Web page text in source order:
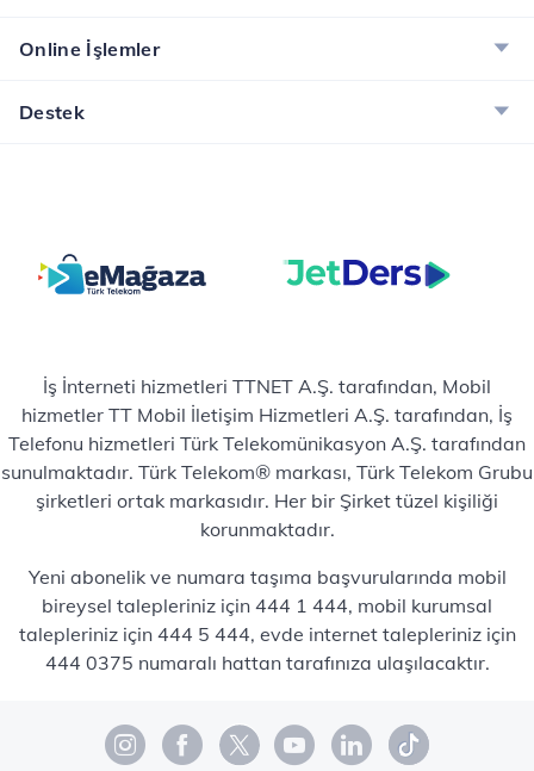
Online İşlemler
Destek
İş İnterneti hizmetleri TTNET A.Ş. tarafından, Mobil
hizmetler TT Mobil İletişim Hizmetleri A.Ş. tarafından, İş
Telefonu hizmetleri Türk Telekomünikasyon A.Ş. tarafından
sunulmaktadır. Türk Telekom® markası, Türk Telekom Grubu
şirketleri ortak markasıdır. Her bir Şirket tüzel kişiliği
korunmaktadır.
Yeni abonelik ve numara taşıma başvurularında mobil
bireysel talepleriniz için 444 1 444, mobil kurumsal
talepleriniz için 444 5 444, evde internet talepleriniz için
444 0375 numaralı hattan tarafınıza ulaşılacaktır.